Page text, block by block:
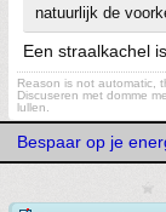
natuurlijk de
Een straalkachel
Reason is not automatic,
Discuseren met domme
lullen.
Bespaar op je